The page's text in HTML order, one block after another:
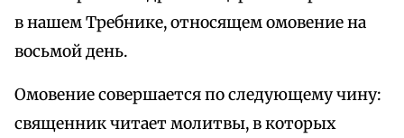
в нашем Требнике, относящем омовение на
восьмой день.
Омовение совершается по следующему чину:
священник читает молитвы, в которых